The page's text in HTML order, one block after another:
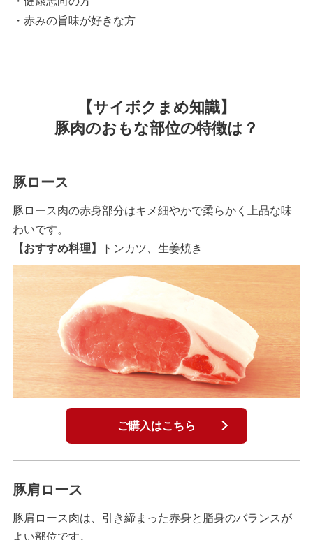
・赤みの旨味が好きな方
【サイボクまめ知識】
豚肉のおもな部位の特徴は？
豚ロース
豚ロース肉の赤身部分はキメ細やかで柔らかく上品な味
わいです。
【おすすめ料理】
トンカツ、生姜焼き
ご購入はこちら
豚肩ロース
豚肩ロース肉は、引き締まった赤身と脂身のバランスが
よい部位です。